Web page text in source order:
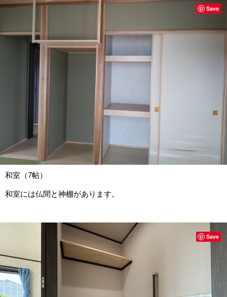
和室（7帖）
和室には仏間と神棚があります。
Save
Save